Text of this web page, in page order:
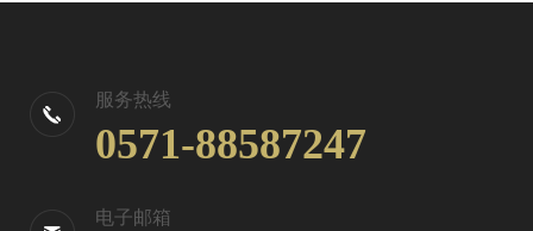
服务热线
0571-88587247
电子邮箱